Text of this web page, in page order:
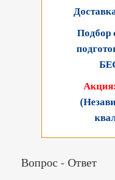
Подбор
Вопрос - Ответ